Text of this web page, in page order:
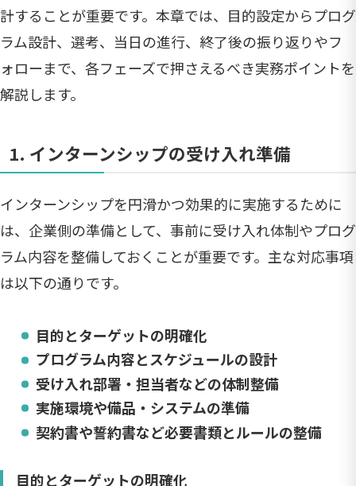
計することが重要です。本章では、目的設定からプログ
ラム設計、選考、当日の進行、終了後の振り返りやフ
ォローまで、各フェーズで押さえるべき実務ポイントを
解説します。
1. インターンシップの受け入れ準備
インターンシップを円滑かつ効果的に実施するために
は、企業側の準備として、事前に受け入れ体制やプログ
ラム内容を整備しておくことが重要です。主な対応事項
は以下の通りです。
目的とターゲットの明確化
プログラム内容とスケジュールの設計
受け入れ部署・担当者などの体制整備
実施環境や備品・システムの準備
契約書や誓約書など必要書類とルールの整備
目的とターゲットの明確化